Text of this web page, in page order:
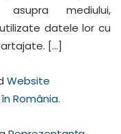
mediului,
datele lor cu
[…]
Website
România.